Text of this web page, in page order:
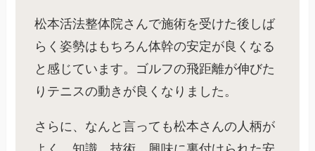
松本活法整体院さんで施術を受けた後しば
らく姿勢はもちろん体幹の安定が良くなる
と感じています。ゴルフの飛距離が伸びた
りテニスの動きが良くなりました。
さらに、なんと言っても松本さんの人柄が